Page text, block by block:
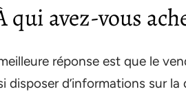
qui avez-vous
réponse est que le
disposer d’informations sur